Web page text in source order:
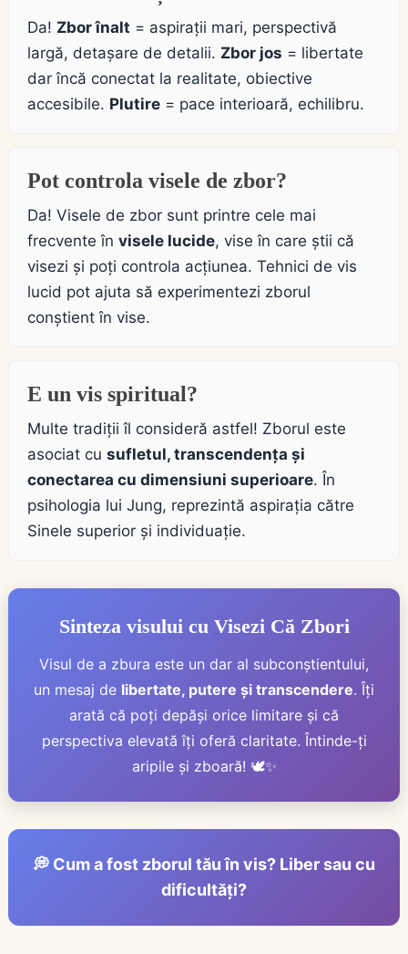
Da! Zbor înalt = aspirații mari, perspectivă
largă, detașare de detalii. Zbor jos = libertate
dar încă conectat la realitate, obiective
accesibile. Plutire = pace interioară, echilibru.
Pot controla visele de zbor?
Da! Visele de zbor sunt printre cele mai
frecvente în visele lucide, vise în care știi că
visezi și poți controla acțiunea. Tehnici de vis
lucid pot ajuta să experimentezi zborul
conștient în vise.
E un vis spiritual?
Multe tradiții îl consideră astfel! Zborul este
asociat cu sufletul, transcendența și
conectarea cu dimensiuni superioare. În
psihologia lui Jung, reprezintă aspirația către
Sinele superior și individuație.
Sinteza visului cu Visezi Că Zbori
Visul de a zbura este un dar al subconștientului,
un mesaj de libertate, putere și transcendere. Îți
arată că poți depăși orice limitare și că
perspectiva elevată îți oferă claritate. Întinde-ți
aripile și zboară! 🕊️✨
💭 Cum a fost zborul tău în vis? Liber sau cu
dificultăți?